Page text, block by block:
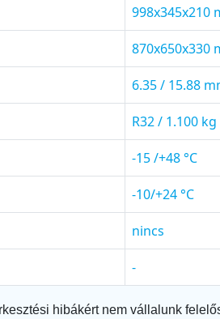
998x345x210
870x650x330
6.35 / 15.88
R32 / 1.100 kg
-15 /+48 °C
-10/+24 °C
nincs
-
hibákért nem vállalunk